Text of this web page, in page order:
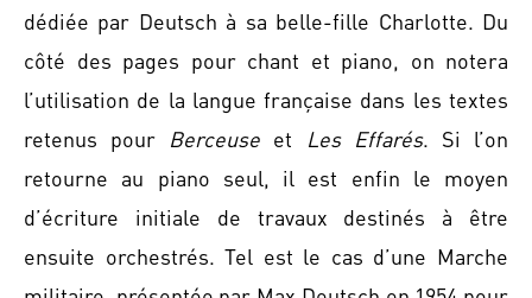
dédiée par Deutsch à sa belle-fille Charlotte. Du
côté des pages pour chant et piano, on notera
l’utilisation de la langue française dans les textes
retenus pour Berceuse et Les Effarés. Si l’on
retourne au piano seul, il est enfin le moyen
d’écriture initiale de travaux destinés à être
ensuite orchestrés. Tel est le cas d’une Marche